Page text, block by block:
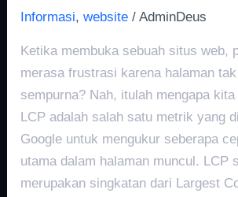
Informasi,website /AdminDeus
Ketika membuka sebuah situs web,
merasa frustrasi karena halaman tak
sempurna? Nah, itulah mengapa kita
LCP adalah salah satu metrik yang
Google untuk mengukur seberapa
utama dalam halaman muncul. LCP
merupakan singkatan dari Largest